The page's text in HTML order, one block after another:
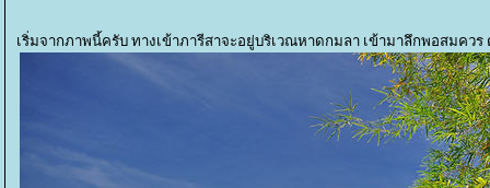
เริ่มจากภาพนี้ครับ ทางเข้าภารีสาจะอยู่บริเวณหาดกมลา เข้ามาลึกพอสมคว